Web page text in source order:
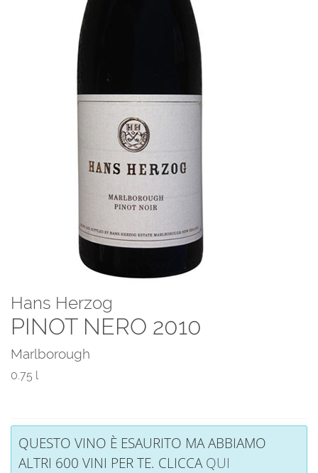
Hans Herzog
PINOT NERO 2010
Marlborough
0.75 l
QUESTO VINO È ESAURITO MA ABBIAMO
ALTRI 600 VINI PER TE. CLICCAQUI